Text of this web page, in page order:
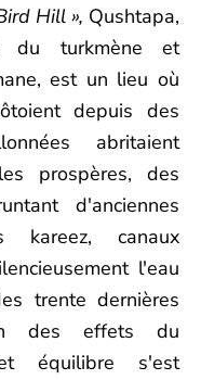
Hill », Qushtapa,
du turkmène et
est un lieu où
depuis des
abritaient
prospères, des
d'anciennes
kareez, canaux
l'eau
trente dernières
des effets du
équilibre s'est